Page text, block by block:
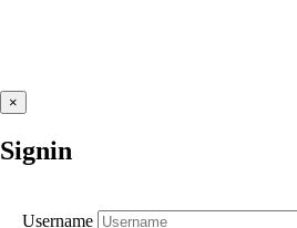
×
Signin
Username